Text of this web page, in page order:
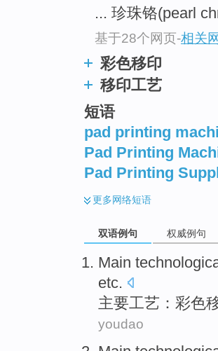
... 珍珠铬(pearl
基于28个网页-相关
彩色移印
移印工艺
短语
pad printing
Pad Printing
Pad Printing
更多网络短语
双语例句 权威例句
Main
etc.
主要工艺 ： 彩色
youdao